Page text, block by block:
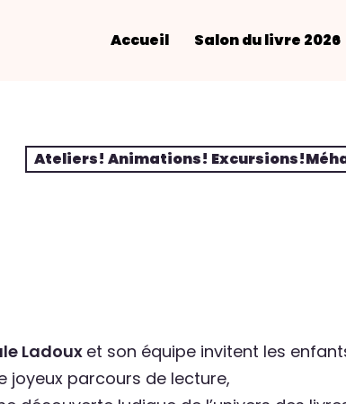
Accueil Salon du livre 2026
Ateliers! Animations!
Ladoux et son équipe invitent les
joyeux parcours de lecture,